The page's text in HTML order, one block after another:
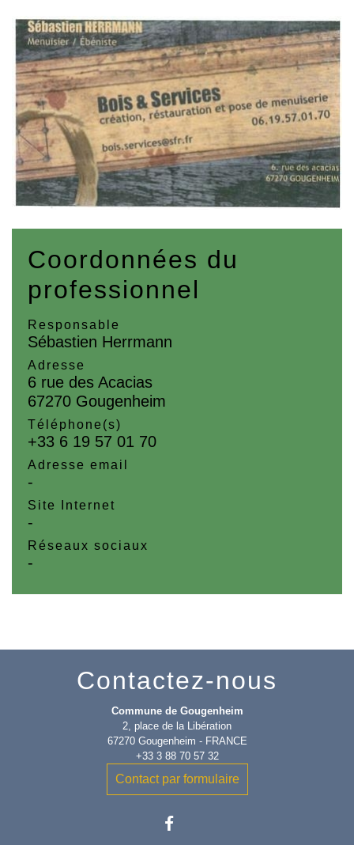
Coordonnées du
professionnel
Responsable
Sébastien Herrmann
Adresse
6 rue des Acacias
67270 Gougenheim
Téléphone(s)
+33 6 19 57 01 70
Adresse email
-
Site Internet
-
Réseaux sociaux
-
Contactez-nous
Commune de Gougenheim
2, place de la Libération
67270 Gougenheim - FRANCE
+33 3 88 70 57 32
Contact par formulaire